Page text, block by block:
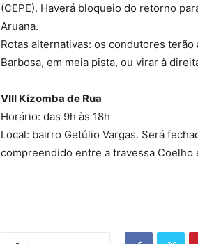
(CEPE). Haverá bloqueio do retorno
Aruana.
Rotas alternativas: os condutores
Barbosa, em meia pista, ou virar à
VIII Kizomba de Rua
Horário: das 9h às 18h
Local: bairro Getúlio Vargas. Será
compreendido entre a travessa Coelho